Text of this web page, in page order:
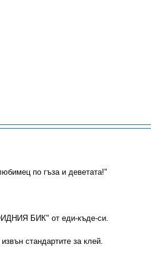
по гъза и деветата!"
БИК" от еди-къде-си.
стандартите за клей.